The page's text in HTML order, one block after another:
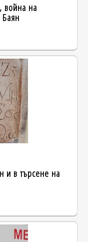
война на
Баян
и в търсене на